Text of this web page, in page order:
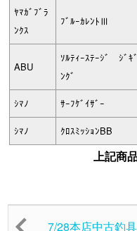
ﾔﾏｶﾞﾌﾞﾗ
ﾝｸｽ
ﾌﾞﾙｰｶﾚﾝﾄⅢ
ABU
ｿﾙﾃｨｰｽﾃｰｼﾞ ｼﾞｷﾞ
ﾝｸﾞ
ｼﾏﾉ ｻｰﾌｹﾞｲｻﾞｰ
ｼﾏﾉ ｸﾛｽﾐｯｼｮﾝBB
上記商
7/28本店中古釣